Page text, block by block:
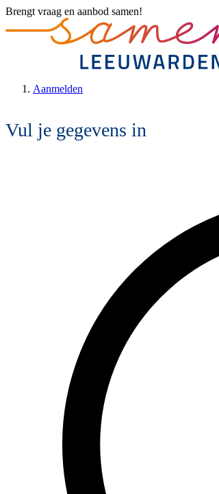
Brengt vraag en aanbod samen!
Aanmelden
Vul je gegevens in